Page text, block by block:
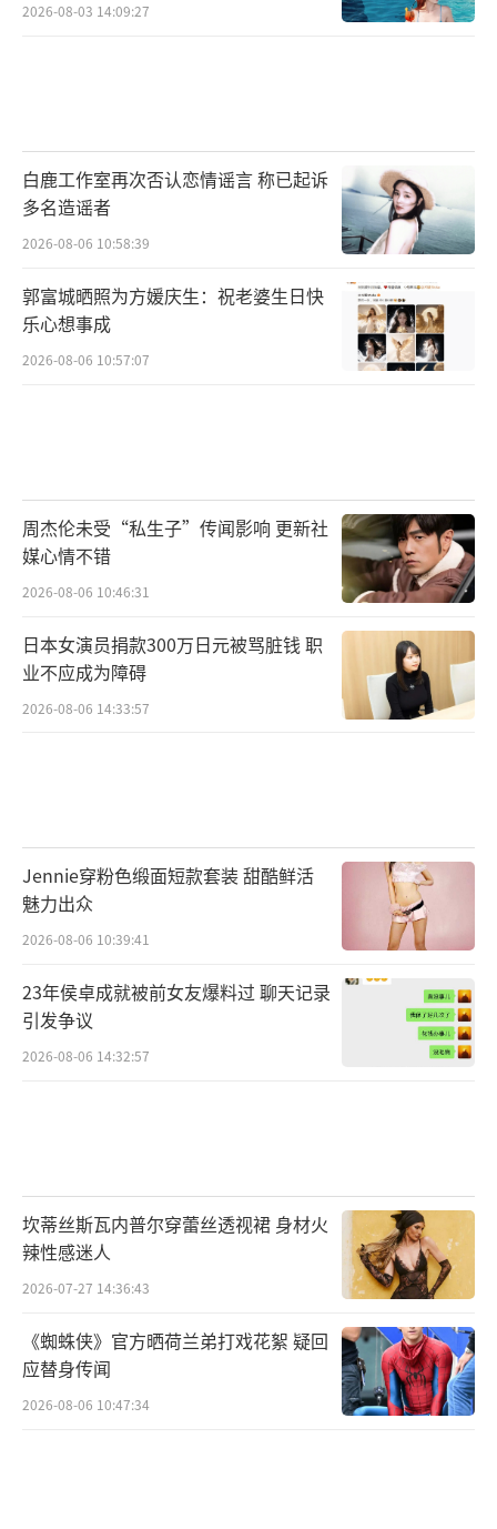
2026-08-03 14:09:27
白鹿工作室再次否认恋情谣言 称已起诉
多名造谣者
2026-08-06 10:58:39
郭富城晒照为方媛庆生：祝老婆生日快
乐心想事成
2026-08-06 10:57:07
周杰伦未受“私生子”传闻影响 更新社
媒心情不错
2026-08-06 10:46:31
日本女演员捐款300万日元被骂脏钱 职
业不应成为障碍
2026-08-06 14:33:57
Jennie穿粉色缎面短款套装 甜酷鲜活
魅力出众
2026-08-06 10:39:41
23年侯卓成就被前女友爆料过 聊天记录
引发争议
2026-08-06 14:32:57
坎蒂丝斯瓦内普尔穿蕾丝透视裙 身材火
辣性感迷人
2026-07-27 14:36:43
《蜘蛛侠》官方晒荷兰弟打戏花絮 疑回
应替身传闻
2026-08-06 10:47:34